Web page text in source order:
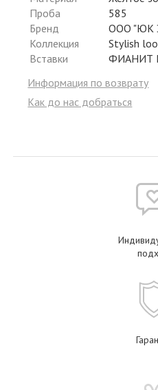
Проба
585
Бренд
ООО "ЮК
Коллекция
Stylish
Вставки
ФИАНИТ
Информация по возврату
Как до нас добраться